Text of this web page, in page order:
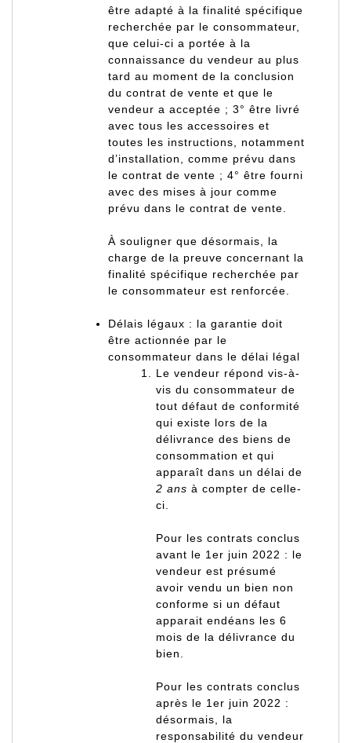
être adapté à la finalité spécifique
recherchée par le consommateur,
que celui-ci a portée à la
connaissance du vendeur au plus
tard au moment de la conclusion
du contrat de vente et que le
vendeur a acceptée ; 3° être livré
avec tous les accessoires et
toutes les instructions, notamment
d’installation, comme prévu dans
le contrat de vente ; 4° être fourni
avec des mises à jour comme
prévu dans le contrat de vente.
À souligner que désormais, la
charge de la preuve concernant la
finalité spécifique recherchée par
le consommateur est renforcée.
Délais légaux : la garantie doit
être actionnée par le
consommateur dans le délai légal
Le vendeur répond vis-à-
vis du consommateur de
tout défaut de conformité
qui existe lors de la
délivrance des biens de
consommation et qui
apparaît dans un délai de
2 ans à compter de celle-
ci.
Pour les contrats conclus
avant le 1er juin 2022 : le
vendeur est présumé
avoir vendu un bien non
conforme si un défaut
apparait endéans les 6
mois de la délivrance du
bien.
Pour les contrats conclus
après le 1er juin 2022 :
désormais, la
responsabilité du vendeur